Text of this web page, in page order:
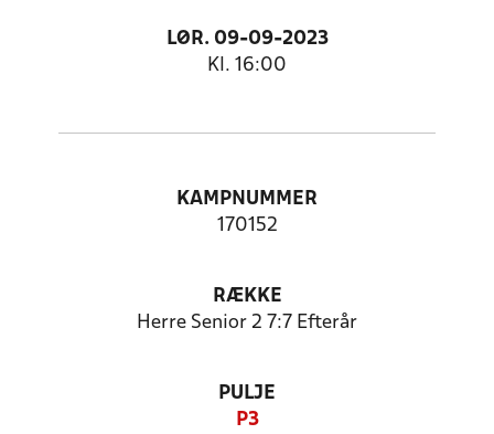
LØR. 09-09-2023
Kl. 16:00
KAMPNUMMER
170152
RÆKKE
Herre Senior 2 7:7 Efterår
PULJE
P3